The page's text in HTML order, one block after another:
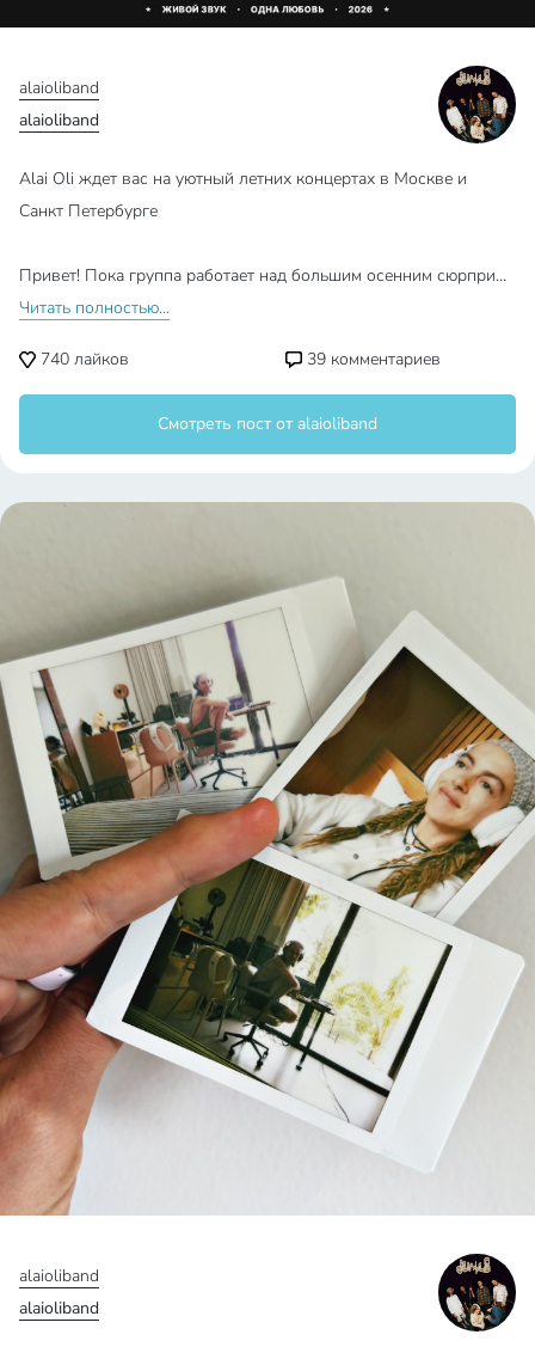
alaioliband
alaioliband
Alai Oli ждет вас на уютный летних концертах в Москве и
Санкт Петербурге
Привет! Пока группа работает над большим осенним сюрпри…
Читать полностью...
740 лайков 39 комментариев
Смотреть пост от alaioliband
alaioliband
alaioliband